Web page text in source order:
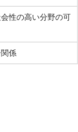
性の高い分野の可
係